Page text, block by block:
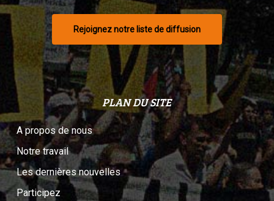
Rejoignez notre liste de diffusion
PLAN DU SITE
A propos de nous
Notre travail
Les dernières nouvelles
Participez